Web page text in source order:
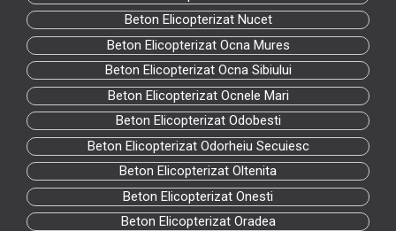
Beton Elicopterizat Nucet
Beton Elicopterizat Ocna Mures
Beton Elicopterizat Ocna Sibiului
Beton Elicopterizat Ocnele Mari
Beton Elicopterizat Odobesti
Beton Elicopterizat Odorheiu Secuiesc
Beton Elicopterizat Oltenita
Beton Elicopterizat Onesti
Beton Elicopterizat Oradea